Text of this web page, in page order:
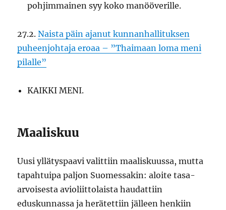
pohjimmainen syy koko manööverille.
27.2.Naista päin ajanut kunnanhallituksen
puheenjohtaja eroaa – ”Thaimaan loma meni
pilalle”
KAIKKI MENI.
Maaliskuu
Uusi yllätyspaavi valittiin maaliskuussa, mutta
tapahtuipa paljon Suomessakin: aloite tasa-
arvoisesta avioliittolaista haudattiin
eduskunnassa ja herätettiin jälleen henkiin